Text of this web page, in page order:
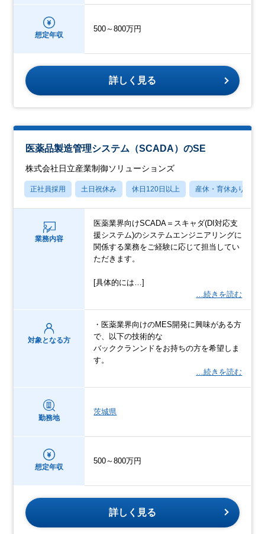
想定年収
500～800万円
詳しく見る
医薬品製造管理システム（SCADA）のSE
株式会社日立産業制御ソリューションズ
正社員採用 土日祝休み 休日120日以上 産休・育休あり
業務内容
医薬業界向けSCADA＝スキャダ(DI対応支
援システム)のシステムエンジニアリングに
関係する業務をご経験に応じて担当してい
ただきます。
[具体的には…]
…続きを読む
対象となる方
・医薬業界向けのMES開発に興味がある方
で、以下の技術的な
バッククランンドをお持ちの方を希望しま
す。
…続きを読む
勤務地
茨城県
想定年収
500～800万円
詳しく見る